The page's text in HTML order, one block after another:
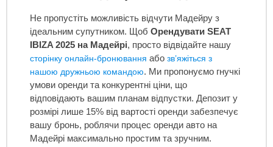
Не пропустіть можливість відчути Мадейру з
ідеальним супутником. Щоб Орендувати SEAT
IBIZA 2025 на Мадейрі, просто відвідайте нашу
сторінку онлайн-бронювання або зв’яжіться з
нашою дружньою командою. Ми пропонуємо гнучкі
умови оренди та конкурентні ціни, що
відповідають вашим планам відпустки. Депозит у
розмірі лише 15% від вартості оренди забезпечує
вашу бронь, роблячи процес оренди авто на
Мадейрі максимально простим та зручним.